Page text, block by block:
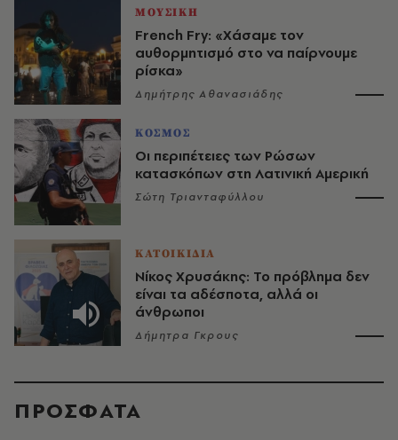
ΜΟΥΣΙΚΗ
French Fry: «Χάσαμε τον
αυθορμητισμό στο να παίρνουμε
ρίσκα»
Δημήτρης Αθανασιάδης
ΚΟΣΜΟΣ
Οι περιπέτειες των Ρώσων
κατασκόπων στη Λατινική Αμερική
Σώτη Τριανταφύλλου
ΚΑΤΟΙΚΙΔΙΑ
Νίκος Χρυσάκης: Το πρόβλημα δεν
είναι τα αδέσποτα, αλλά οι
άνθρωποι
Δήμητρα Γκρους
ΠΡΟΣΦΑΤΑ